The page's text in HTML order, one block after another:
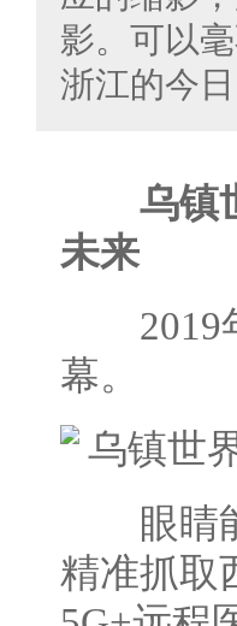
影。可以
浙江的今
乌镇
未来
2019年
幕。
眼睛能
精准抓取